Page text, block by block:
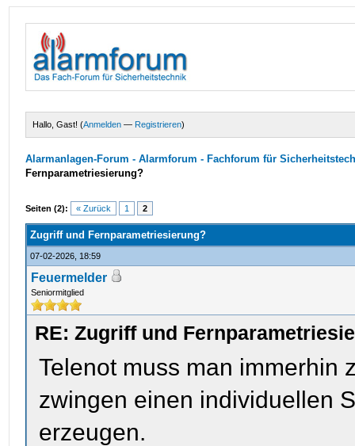
Hallo, Gast! (Anmelden — Registrieren)
Alarmanlagen-Forum - Alarmforum - Fachforum für
Fernparametriesierung?
Seiten (2): « Zurück 1 2
Zugriff und Fernparametriesierung?
07-02-2026, 18:59
Feuermelder
Seniormitglied
RE: Zugriff und
Telenot muss man immerhin
zwingen einen individuellen
erzeugen.